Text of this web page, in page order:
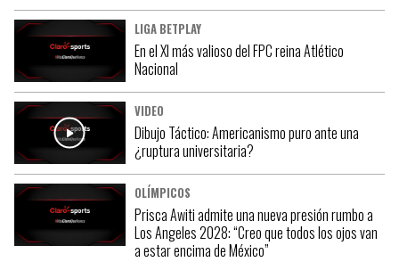
LIGA BETPLAY
En el XI más valioso del FPC reina Atlético
Nacional
VIDEO
Dibujo Táctico: Americanismo puro ante una
¿ruptura universitaria?
OLÍMPICOS
Prisca Awiti admite una nueva presión rumbo a
Los Angeles 2028: “Creo que todos los ojos van
a estar encima de México”